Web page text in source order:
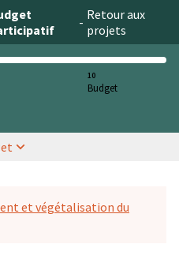
- Retour aux
projets
10
Budget
et végétalisation du